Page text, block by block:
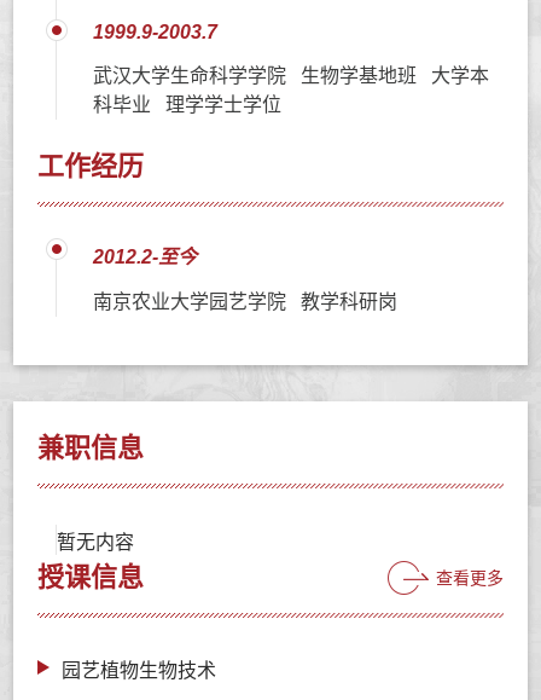
1999.9-2003.7
武汉大学生命科学学院 生物学基地班 大学本
科毕业 理学学士学位
工作经历
2012.2-至今
南京农业大学园艺学院 教学科研岗
兼职信息
暂无内容
授课信息 查看更多
园艺植物生物技术